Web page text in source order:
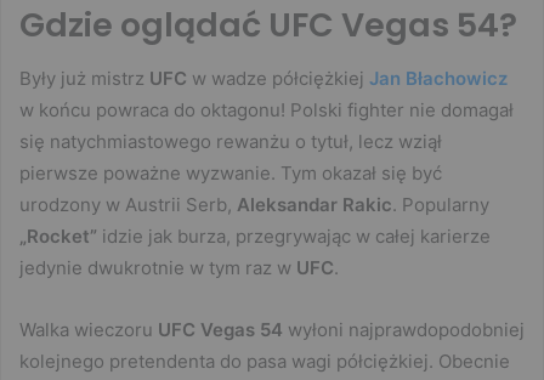
Gdzie oglądać UFC Vegas 54?
Były już mistrz UFC w wadze półciężkiej Jan Błachowicz
w końcu powraca do oktagonu! Polski fighter nie domagał
się natychmiastowego rewanżu o tytuł, lecz wziął
pierwsze poważne wyzwanie. Tym okazał się być
urodzony w Austrii Serb, Aleksandar Rakic. Popularny
„Rocket” idzie jak burza, przegrywając w całej karierze
jedynie dwukrotnie w tym raz w UFC.
Walka wieczoru UFC Vegas 54 wyłoni najprawdopodobniej
kolejnego pretendenta do pasa wagi półciężkiej. Obecnie